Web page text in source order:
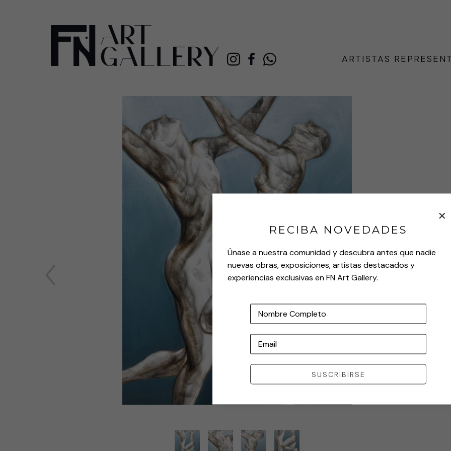
ARTISTAS
RECIBA NOVEDADES
Únase a nuestra comunidad y descubra antes que nadie
nuevas obras, exposiciones, artistas destacados y
experiencias exclusivas en FN Art Gallery.
Nombre Completo
Email
SUSCRIBIRSE